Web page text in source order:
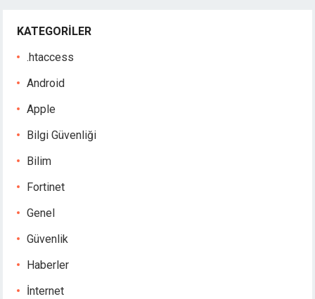
KATEGORILER
.htaccess
Android
Apple
Bilgi Güvenliği
Bilim
Fortinet
Genel
Güvenlik
Haberler
İnternet